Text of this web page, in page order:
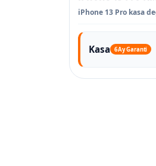
iPhone 13 Pro kasa
Kasa 6 Ay Garanti